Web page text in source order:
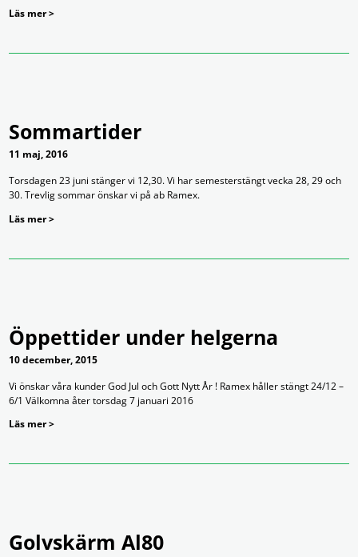
Läs mer >
Sommartider
11 maj, 2016
Torsdagen 23 juni stänger vi 12,30. Vi har semesterstängt vecka 28, 29 och
30. Trevlig sommar önskar vi på ab Ramex.
Läs mer >
Öppettider under helgerna
10 december, 2015
Vi önskar våra kunder God Jul och Gott Nytt År ! Ramex håller stängt 24/12 –
6/1 Välkomna åter torsdag 7 januari 2016
Läs mer >
Golvskärm Al80